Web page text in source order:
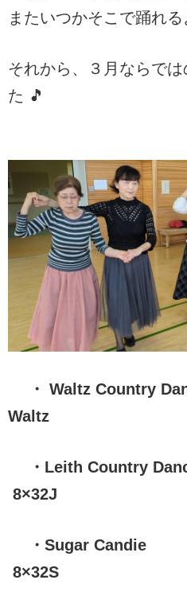
またいつかそこで踊れ
それから、３月ならで
た 🎵
・ Waltz
Waltz
・Leith
8×32J
・Sugar
8×32S